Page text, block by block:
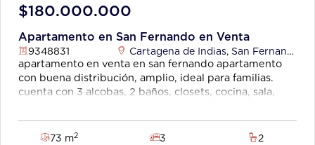
$180.000.000
Apartamento en San Fernando en Venta
9348831 Cartagena de Indias, San Fernando
apartamento en venta en san fernando apartamento
con buena distribución, amplio, ideal para familias.
cuenta con 3 alcobas, 2 baños, closets, cocina, sala,
supermercados, droguerías, transporte público,
canchas deportivas, centros comerciales. no tiene
73 m2 3 2